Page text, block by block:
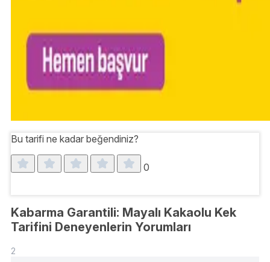
Bu tarifi ne kadar beğendiniz?
0
Kabarma Garantili: Mayalı Kakaolu Kek
Tarifini Deneyenlerin Yorumları
2